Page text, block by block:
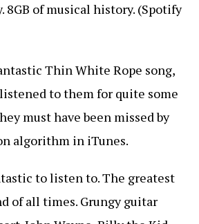
8GB of musical history. (Spotify
Thin White Rope song,
to them for quite some
must have been missed by
algorithm in iTunes.
to listen to. The greatest
of all times. Grungy guitar